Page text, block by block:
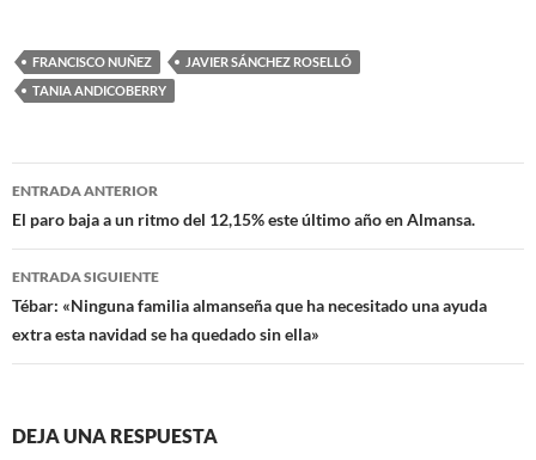
e
b
o
k
at
s
p
p
ail
FRANCISCO NUÑEZ
JAVIER SÁNCHEZ ROSELLÓ
TANIA ANDICOBERRY
Navegación
de
entradas
ENTRADA ANTERIOR
El paro baja a un ritmo del 12,15% este último año en Almansa.
ENTRADA SIGUIENTE
Tébar: «Ninguna familia almanseña que ha necesitado una ayuda
extra esta navidad se ha quedado sin ella»
DEJA UNA RESPUESTA